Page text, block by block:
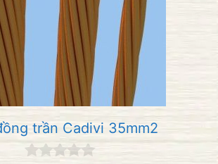
trần Cadivi 35mm2